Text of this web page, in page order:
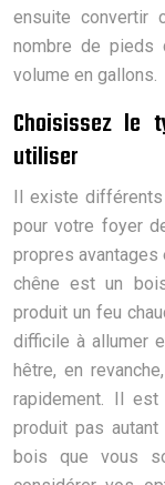
ensuite convertir
nombre de pieds
volume en gallons.
Choisissez le
utiliser
Il existe
pour votre foyer
propres avantages
chêne est un
produit un feu
difficile à allumer
hêtre, en
rapidement. Il
produit pas
bois que vous